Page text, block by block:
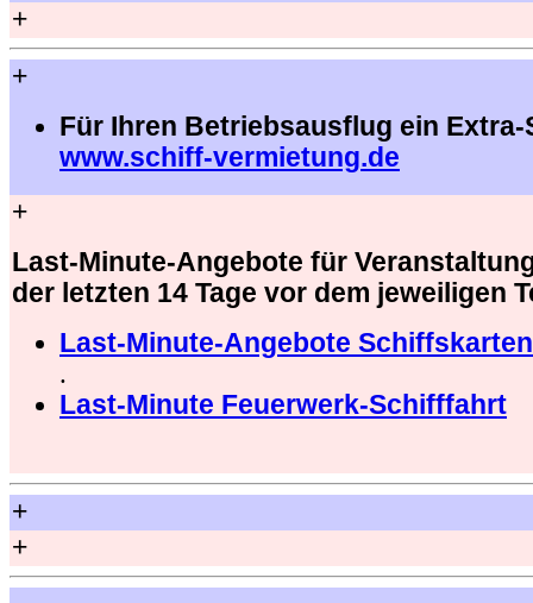
+
+
Für Ihren Betriebsausflug ein
www.schiff-vermietung.de
+
Last-Minute-Angebote für
der letzten 14 Tage vor dem jeweiligen
Last-Minute-Angebote Schiffskarten
.
Last-Minute Feuerwerk-Schifffahrt
+
+